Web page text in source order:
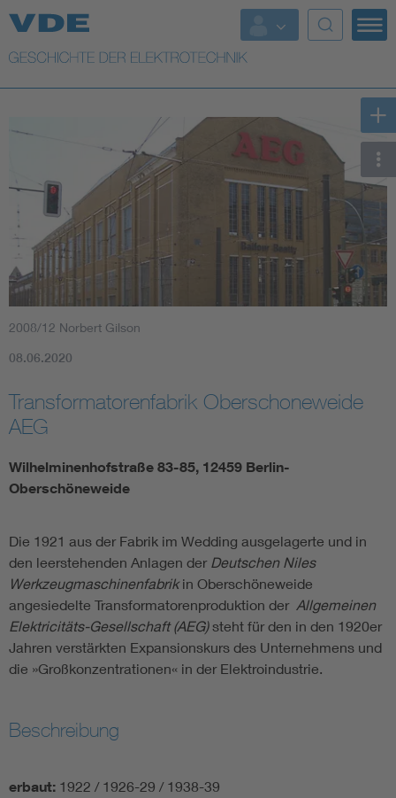
Top Themen
Weitere Themen
2008/12 Norbert Gilson
08.06.2020
Transformatorenfabrik Oberschoneweide
AEG
Wilhelminenhofstraße 83-85, 12459 Berlin-
Oberschöneweide
Die 1921 aus der Fabrik im Wedding ausgelagerte und in
den leerstehenden Anlagen der Deutschen Niles
Werkzeugmaschinenfabrikin Oberschöneweide
angesiedelte Transformatorenproduktion der Allgemeinen
Elektricitäts-Gesellschaft (AEG)steht für den in den 1920er
Jahren verstärkten Expansionskurs des Unternehmens und
die »Großkonzentrationen« in der Elektroindustrie.
Beschreibung
erbaut: 1922 / 1926-29 / 1938-39